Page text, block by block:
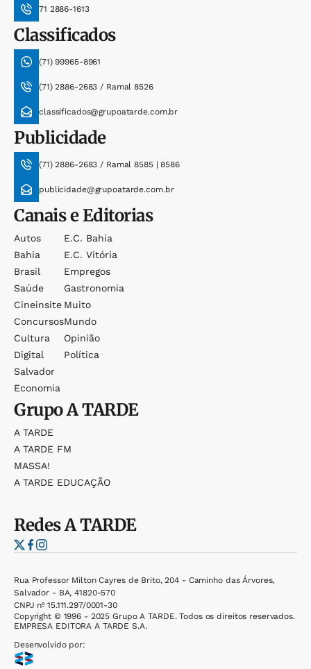
71 2886-1613
Classificados
(71) 99965-8961
(71) 2886-2683 / Ramal 8526
classificados@grupoatarde.com.br
Publicidade
(71) 2886-2683 / Ramal 8585 | 8586
publicidade@grupoatarde.com.br
Canais e Editorias
Autos
Bahia
Brasil
Saúde
Cineinsite
Concursos
Cultura
Digital
Salvador
Economia
E.c. Bahia
E.c. Vitória
Empregos
Gastronomia
Muito
Mundo
Opinião
Política
GrupoA TARDE
A TARDE
A TARDE FM
MASSA!
A TARDE EDUCAÇÃO
RedesA TARDE
Rua Professor Milton Cayres de Brito, 204 - Caminho das Árvores,
Salvador - BA, 41820-570
CNPJ nº 15.111.297/0001-30
Copyright © 1996 - 2025 Grupo A TARDE. Todos os direitos reservados.
EMPRESA EDITORA A TARDE S.A.
Desenvolvido por: